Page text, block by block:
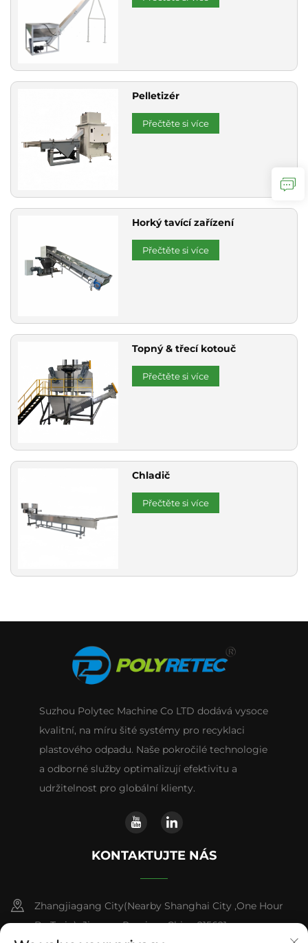
Pelletizér
Přečtěte si více
Horký tavící zařízení
Přečtěte si více
Topný & třecí kotouč
Přečtěte si více
Chladič
Přečtěte si více
Suzhou Polytec Machine Co LTD dodává vysoce
kvalitní, na míru šité systémy pro recyklaci
plastového odpadu. Naše pokročilé technologie
a odborné služby optimalizují efektivitu a
udržitelnost pro globální klienty.
KONTAKTUJTE NÁS
Zhangjiagang City(Nearby Shanghai City ,One Hour
By Train) ,Jiangsu Province,China 215621